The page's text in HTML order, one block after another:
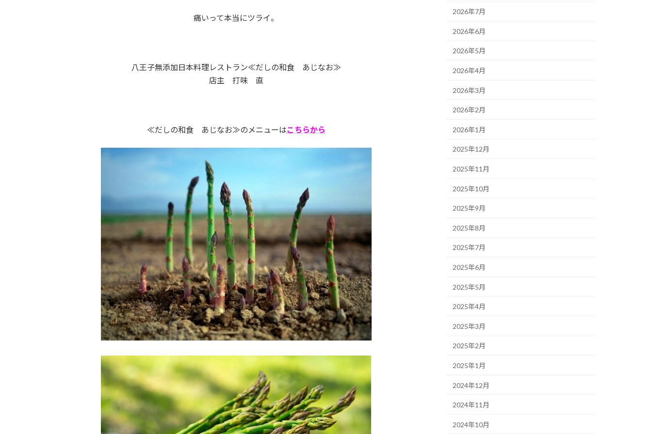
痛いって本当にツライ。
八王子無添加日本料理レストラン≪だしの和食 あじなお≫
店主 打味 直
≪だしの和食 あじなお≫のメニューはこちらから
2026年7月
2026年6月
2026年5月
2026年4月
2026年3月
2026年2月
2026年1月
2025年12月
2025年11月
2025年10月
2025年9月
2025年8月
2025年7月
2025年6月
2025年5月
2025年4月
2025年3月
2025年2月
2025年1月
2024年12月
2024年11月
2024年10月